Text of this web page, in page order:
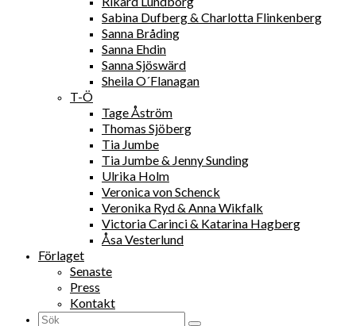
Sabina Dufberg & Charlotta Flinkenberg
Sanna Bråding
Sanna Ehdin
Sanna Sjöswärd
Sheila O´Flanagan
T-Ö
Tage Åström
Thomas Sjöberg
Tia Jumbe
Tia Jumbe & Jenny Sunding
Ulrika Holm
Veronica von Schenck
Veronika Ryd & Anna Wikfalk
Victoria Carinci & Katarina Hagberg
Åsa Vesterlund
Förlaget
Senaste
Press
Kontakt
Search